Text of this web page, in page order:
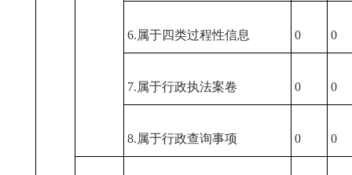
6.属于四类过程性信息 0 0
7.属于行政执法案卷 0 0
8.属于行政查询事项 0 0